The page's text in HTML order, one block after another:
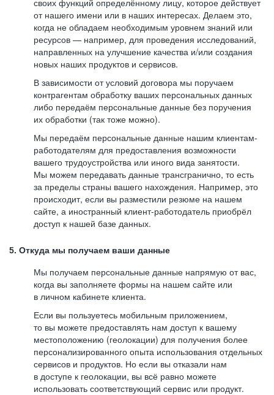
своих функций определённому лицу, которое действует
от нашего имени или в наших интересах. Делаем это,
когда не обладаем необходимым уровнем знаний или
ресурсов — например, для проведения исследований,
направленных на улучшение качества и/или создания
новых наших продуктов и сервисов.
В зависимости от условий договора мы поручаем
контрагентам обработку ваших персональных данных
либо передаём персональные данные без поручения
их обработки (так тоже можно).
Мы передаём персональные данные нашим клиентам-
работодателям для предоставления возможности
вашего трудоустройства или иного вида занятости.
Мы можем передавать данные трансгранично, то есть
за пределы страны вашего нахождения. Например, это
происходит, если вы разместили резюме на нашем
сайте, а иностранный клиент-работодатель приобрёл
доступ к нашей базе данных.
5. Откуда мы получаем ваши данные
Мы получаем персональные данные напрямую от вас,
когда вы заполняете формы на нашем сайте или
в личном кабинете клиента.
Если вы пользуетесь мобильным приложением,
то вы можете предоставлять нам доступ к вашему
местоположению (геолокации) для получения более
персонализированного опыта использования отдельных
сервисов и продуктов. Но если вы отказали нам
в доступе к геолокации, вы всё равно можете
использовать соответствующий сервис или продукт.